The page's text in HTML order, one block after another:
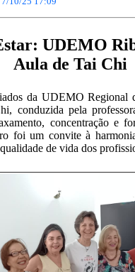
UDEMO
Aula de Tai Chi
da UDEMO Regional
conduzida pela
concentração e
foi um convite à
de vida dos